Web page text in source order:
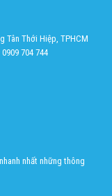
Tân Thới Hiệp, TPHCM
0909 704 744
nhất những thông